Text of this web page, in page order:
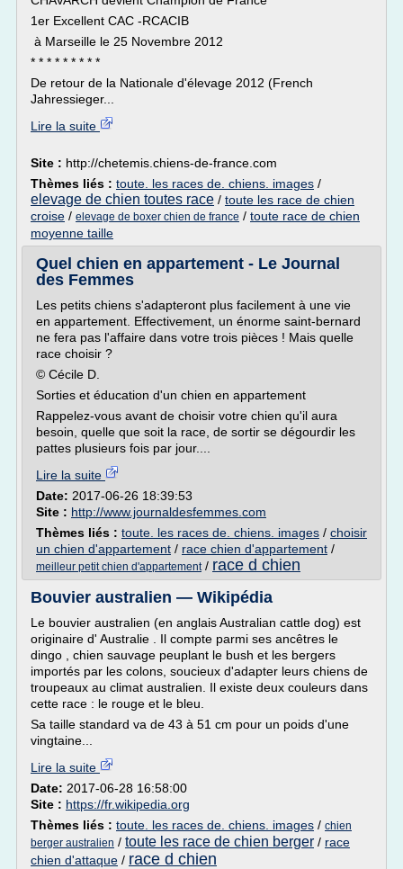
1er Excellent CAC -RCACIB
à Marseille le 25 Novembre 2012
* * * * * * * * *
De retour de la Nationale d'élevage 2012 (French
Jahressieger...
Lire la suite
Site : http://chetemis.chiens-de-france.com
Thèmes liés : toute. les races de. chiens. images /
elevage de chien toutes race / toute les race de chien
croise / elevage de boxer chien de france / toute race de chien
moyenne taille
Quel chien en appartement - Le Journal
des Femmes
Les petits chiens s'adapteront plus facilement à une vie
en appartement. Effectivement, un énorme saint-bernard
ne fera pas l'affaire dans votre trois pièces ! Mais quelle
race choisir ?
© Cécile D.
Sorties et éducation d'un chien en appartement
Rappelez-vous avant de choisir votre chien qu'il aura
besoin, quelle que soit la race, de sortir se dégourdir les
pattes plusieurs fois par jour....
Lire la suite
Date: 2017-06-26 18:39:53
Site : http://www.journaldesfemmes.com
Thèmes liés : toute. les races de. chiens. images / choisir
un chien d'appartement / race chien d'appartement /
meilleur petit chien d'appartement/ race d chien
Bouvier australien — Wikipédia
Le bouvier australien (en anglais Australian cattle dog) est
originaire d' Australie . Il compte parmi ses ancêtres le
dingo , chien sauvage peuplant le bush et les bergers
importés par les colons, soucieux d'adapter leurs chiens de
troupeaux au climat australien. Il existe deux couleurs dans
cette race : le rouge et le bleu.
Sa taille standard va de 43 à 51 cm pour un poids d'une
vingtaine...
Lire la suite
Date: 2017-06-28 16:58:00
Site : https://fr.wikipedia.org
Thèmes liés : toute. les races de. chiens. images / chien
berger australien / toute les race de chien berger / race
chien d'attaque / race d chien